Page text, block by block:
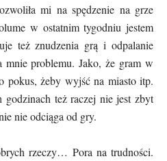
mi na spędzenie na grze
w ostatnim tygodniu jestem
też znudzenia grą i odpalanie
problemu. Jako, że gram w
pokus, żeby wyjść na miasto itp.
też raczej nie jest zbyt
nie odciąga od gry.
rzeczy… Pora na trudności.